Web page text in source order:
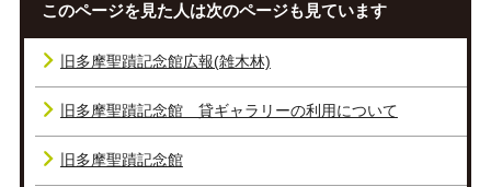
このページを見た人は次のページも見ています
旧多摩聖蹟記念館広報(雑木林)
旧多摩聖蹟記念館 貸ギャラリーの利用について
旧多摩聖蹟記念館